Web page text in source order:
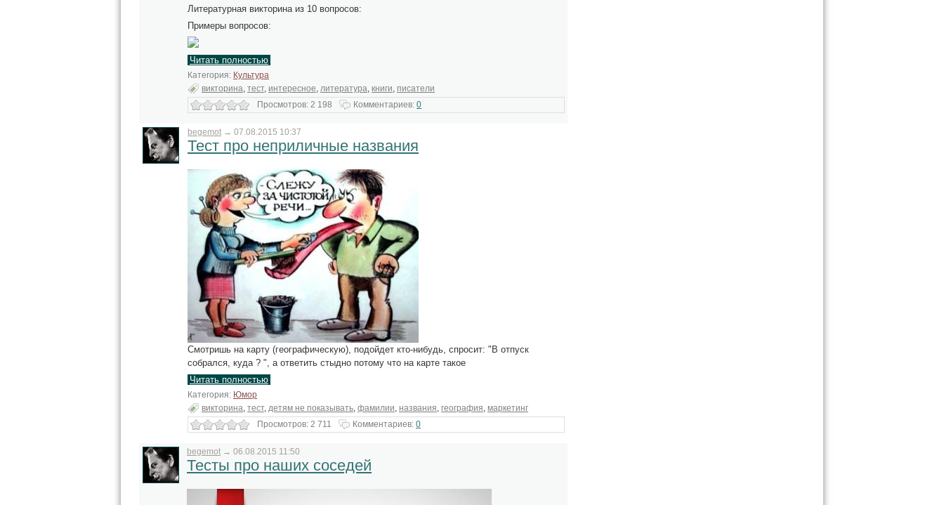
Литературная викторина из 10 вопросов:
Примеры вопросов:
Читать полностью
Категория: Культура
викторина, тест, интересное, литература, книги, писатели
Просмотров: 2 198
Комментариев: 0
begemot → 07.08.2015 10:37
Тест про неприличные названия
Смотришь на карту (географическую), подойдет кто-нибудь, спросит: "В отпуск
собрался, куда ? ", а ответить стыдно потому что на карте такое
Читать полностью
Категория: Юмор
викторина, тест, детям не показывать, фамилии, названия, география, маркетинг
Просмотров: 2 711
Комментариев: 0
begemot → 06.08.2015 11:50
Тесты про наших соседей